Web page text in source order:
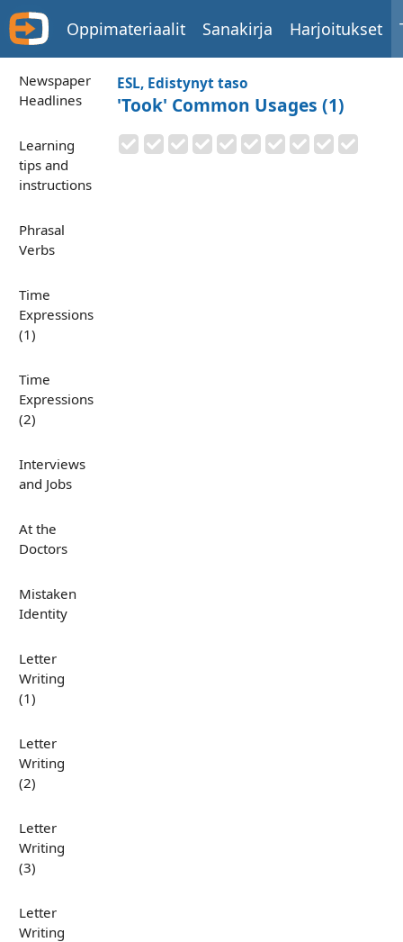
Oppimateriaalit Sanakirja Harjoitukset
Newspaper
Headlines
Learning
tips and
instructions
Phrasal
Verbs
Time
Expressions
(1)
Time
Expressions
(2)
Interviews
and Jobs
At the
Doctors
Mistaken
Identity
Letter
Writing
(1)
Letter
Writing
(2)
Letter
Writing
(3)
Letter
Writing
ESL, Edistynyt taso
'Took' Common Usages (1)